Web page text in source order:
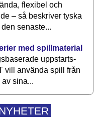
flexibel och
– så beskriver tyska
senaste...
med spillmaterial
upp­starts­
vill använda spill från
sina...